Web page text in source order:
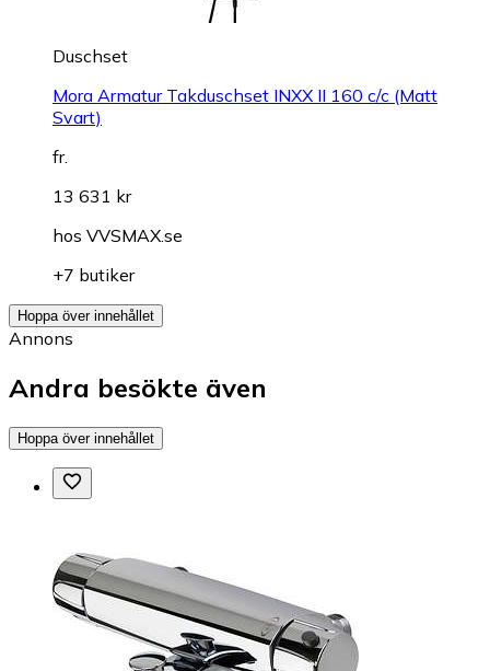
Duschset
Mora Armatur Takduschset INXX II 160 c/c (Matt
Svart)
fr.
13 631 kr
hos VVSMAX.se
+7 butiker
Hoppa över innehållet
Annons
Andra besökte även
Hoppa över innehållet